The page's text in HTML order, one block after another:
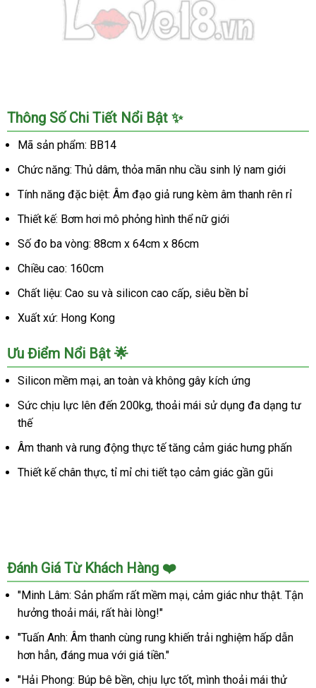
Nơi
bán
Búp
Tình
Bơm
Hơi
Rẻ
giá
Thông Số Chi Tiết Nổi Bật ✨
Mã sản phẩm: BB14
Chức năng: Thủ dâm, thỏa mãn nhu cầu sinh lý nam giới
Tính năng đặc biệt: Âm đạo giả rung kèm âm thanh rên rỉ
Thiết kế: Bơm hơi mô phỏng hình thể nữ giới
Số đo ba vòng: 88cm x 64cm x 86cm
Chiều cao: 160cm
Chất liệu: Cao su và silicon cao cấp, siêu bền bỉ
Xuất xứ: Hong Kong
Ưu Điểm Nổi Bật 🌟
Silicon mềm mại, an toàn và không gây kích ứng
Sức chịu lực lên đến 200kg, thoải mái sử dụng đa dạng tư
thế
Âm thanh và rung động thực tế tăng cảm giác hưng phấn
Thiết kế chân thực, tỉ mỉ chi tiết tạo cảm giác gần gũi
Đánh Giá Từ Khách Hàng ❤️
"Minh Lâm: Sản phẩm rất mềm mại, cảm giác như thật. Tận
hưởng thoải mái, rất hài lòng!"
"Tuấn Anh: Âm thanh cùng rung khiến trải nghiệm hấp dẫn
hơn hẳn, đáng mua với giá tiền."
"Hải Phong: Búp bê bền, chịu lực tốt, mình thoải mái thử